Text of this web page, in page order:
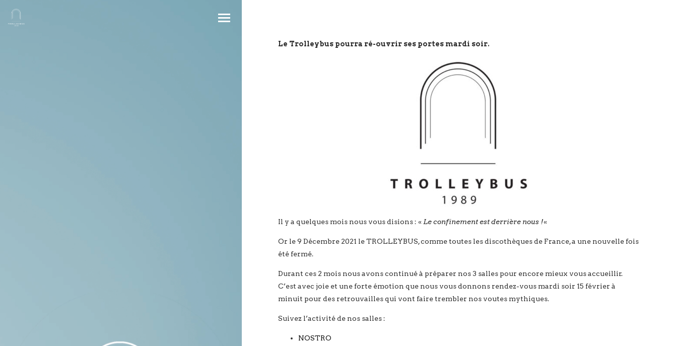
Le Trolleybus pourra ré-ouvrir ses portes mardi soir.
Il y a quelques mois nous vous disions : « Le confinement est derrière nous !«
Or le 9 Décembre 2021 le TROLLEYBUS, comme toutes les discothèques de France, a une nouvelle fois
été fermé.
Durant ces 2 mois nous avons continué à préparer nos 3 salles pour encore mieux vous accueillir.
C’est avec joie et une forte émotion que nous vous donnons rendez-vous mardi soir 15 février à
minuit pour des retrouvailles qui vont faire trembler nos voutes mythiques.
Suivez l’activité de nos salles :
NOSTRO